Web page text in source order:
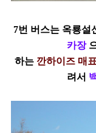
7번 버스는 옥룡설
카장
하는 깐하이즈 매
려서